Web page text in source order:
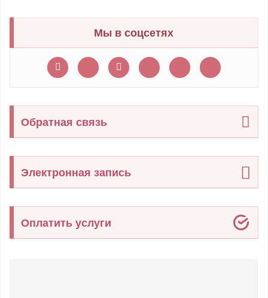
Мы в соцсетях
Обратная связь
Электронная запись
Оплатить услуги